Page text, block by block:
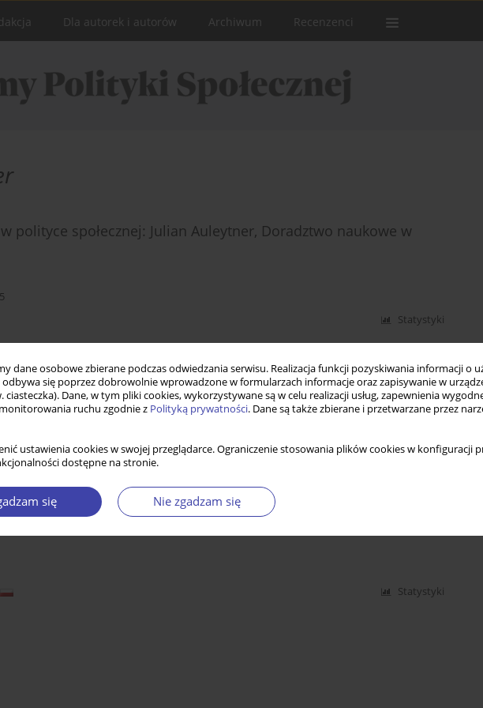
dane osobowe zbierane podczas odwiedzania serwisu. Realizacja funkcji pozyskiwania informacji o
się poprzez dobrowolnie wprowadzone w formularzach informacje oraz zapisywanie w
ciasteczka). Dane, w tym pliki cookies, wykorzystywane są w celu realizacji usług, zapewnienia
ruchu zgodnie z Polityką prywatności. Dane są także zbierane i przetwarzane przez
ustawienia cookies w swojej przeglądarce. Ograniczenie stosowania plików cookies w konfiguracji
dostępne na stronie.
się Nie zgadzam się
Dla autorek i autorów Archiwum Recenzenci
polityce społecznej: Julian Auleytner, Doradztwo naukowe w
Statystyki
Julian Auleytner, Strukturalizm czy personalizm
Statystyki
myśli o przyszłości
Statystyki